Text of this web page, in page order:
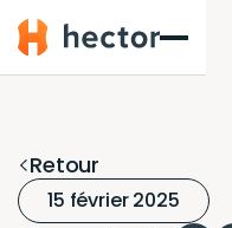
Hector
Retour
15 février 2025